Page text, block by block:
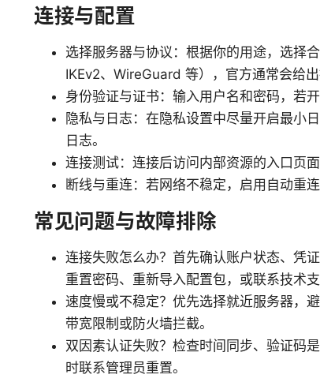
连接与配置
选择服务器与协议：根据你的用途，选择
IKEv2、WireGuard 等），官方通常会给出
身份验证与证书：输入用户名和密码，若
隐私与日志：在隐私设置中尽量开启最小
日志。
连接测试：连接后访问内部资源的入口页
断线与重连：若网络不稳定，启用自动重
常见问题与故障排除
连接失败怎么办？首先确认账户状态、凭
重置密码、重新导入配置包，或联系技术支
速度慢或不稳定？优先选择就近服务器，
带宽限制或防火墙拦截。
双因素认证失败？检查时间同步、验证码
时联系管理员重置。